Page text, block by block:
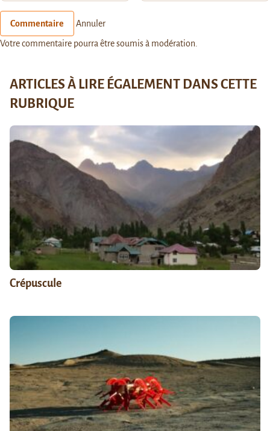
Commentaire Annuler
Votre commentaire pourra être soumis à modération.
ARTICLES À LIRE ÉGALEMENT DANS CETTE
RUBRIQUE
Crépuscule